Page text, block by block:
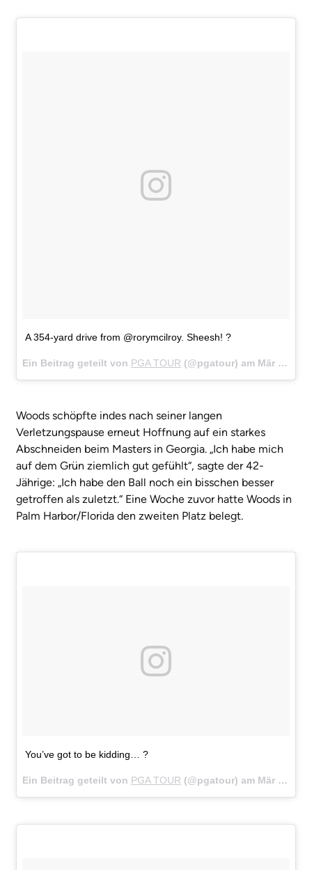
A 354-yard drive from @rorymcilroy. Sheesh! ?
Ein Beitrag geteilt von PGA TOUR (@pgatour) am Mär 18, 2018 um 1:17 PDT
Woods schöpfte indes nach seiner langen
Verletzungspause erneut Hoffnung auf ein starkes
Abschneiden beim Masters in Georgia. „Ich habe mich
auf dem Grün ziemlich gut gefühlt“, sagte der 42-
Jährige: „Ich habe den Ball noch ein bisschen besser
getroffen als zuletzt.“ Eine Woche zuvor hatte Woods in
Palm Harbor/Florida den zweiten Platz belegt.
You’ve got to be kidding… ?
Ein Beitrag geteilt von PGA TOUR (@pgatour) am Mär 18, 2018 um 11:53 PDT